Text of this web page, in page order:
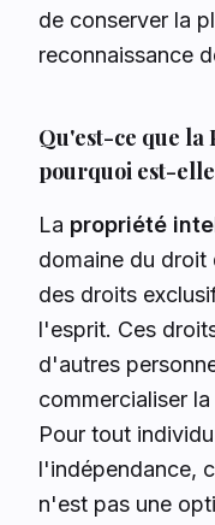
de conserver la
reconnaissance
Qu'est-ce que
pourquoi est-
La propriété
domaine du droit
des droits
l'esprit. Ces
d'autres
commercialiser
Pour tout
l'indépendance,
n'est pas une